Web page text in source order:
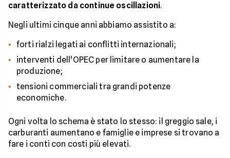
caratterizzato da continue oscillazioni.
Negli ultimi cinque anni abbiamo assistito a:
forti rialzi legati ai conflitti internazionali;
interventi dell'OPEC per limitare o aumentare la
produzione;
tensioni commerciali tra grandi potenze
economiche.
Ogni volta lo schema è stato lo stesso: il greggio sale, i
carburanti aumentano e famiglie e imprese si trovano a
fare i conti con costi più elevati.